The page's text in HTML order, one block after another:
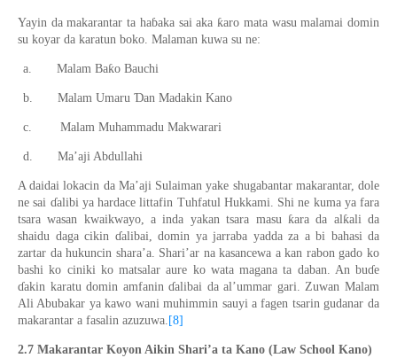
Yayin da makarantar ta haɓaka sai akaƙaro mata wasu malamai domin
su koyar da karatun boko. Malaman kuwa su ne:
a. Malam Baƙo Bauchi
b. Malam Umaru Ɗan Madakin Kano
c. Malam Muhammadu Makwarari
d. Ma’aji Abdullahi
A daidai lokacin da Ma’aji Sulaimanyake shugabantarmakarantar, dole
ne sai ɗalibi ya hardace littafin Tuhfatul Hukkami. Shi ne kuma ya fara
tsara wasan kwaikwayo, a inda yakan tsara masu ƙara da alƙali da
shaidu daga cikin ɗalibai, domin ya jarraba yadda za a bi bahasi da
zartar da hukuncin shara’a. Shari’ar na kasancewa a kan rabon gado ko
bashi ko ciniki ko matsalar aure ko wata magana ta daban. An buɗe
ɗakin karatu domin amfaninɗalibai da al’ummar gari. Zuwan Malam
Ali Abubakar ya kawo wani muhimmin sauyi a fagen tsarin gudanar da
makarantar a fasalin azuzuwa. [8]
2.7 Makarantar Koyon Aikin Shari’a ta Kano (Law School Kano)